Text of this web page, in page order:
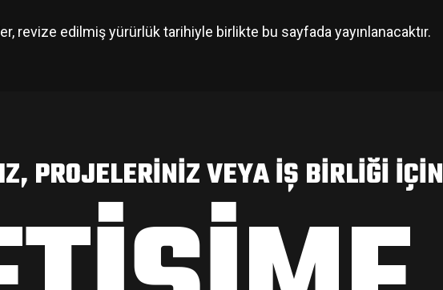
revize edilmiş yürürlük tarihiyle birlikte bu sayfada yayınlanacaktır.
PROJELERINIZ VEYA IŞ BIRLIĞI IÇIN